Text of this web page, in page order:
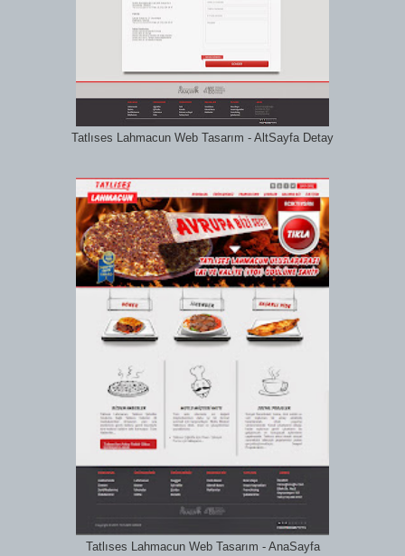
Tatlıses Lahmacun Web Tasarım - AltSayfa Detay
Tatlıses Lahmacun Web Tasarım - AnaSayfa